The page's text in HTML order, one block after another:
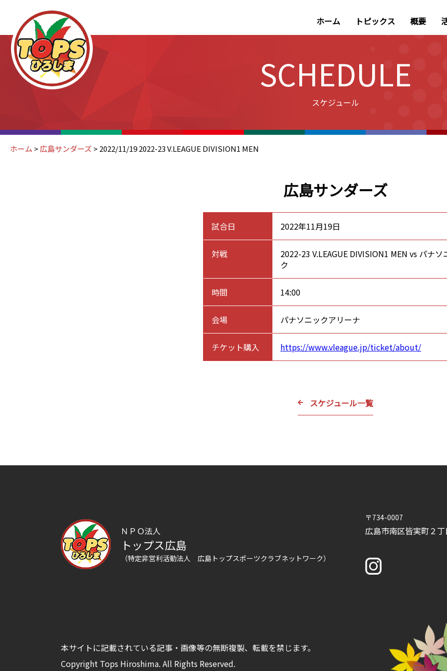
ホーム トピックス 概要
SCHEDULE
スケジュール
ホーム > 広島サンダーズ > 2022/11/19 2022-23 V.LEAGUE DIVISION1 MEN
広島サンダーズ
試合日 2022年11月19日
対戦
2022-23 V.LEAGUE DIVISION1 MEN vs パナソ
ク
時間 14:00
会場 パナソニックアリーナ
チケット購入 https://www.vleague.jp/ticket/about/
スケジュール一覧
ＮＰＯ法人
トップス広島
（特定非営利活動法人 広島トップスポーツクラブネットワーク）
〒734-0007
広島市南区皆実町２
本サイトに記載されている記事・画像等の無断複製、転載を禁じます。
Copyright Tops Hiroshima. All Rights Reserved.